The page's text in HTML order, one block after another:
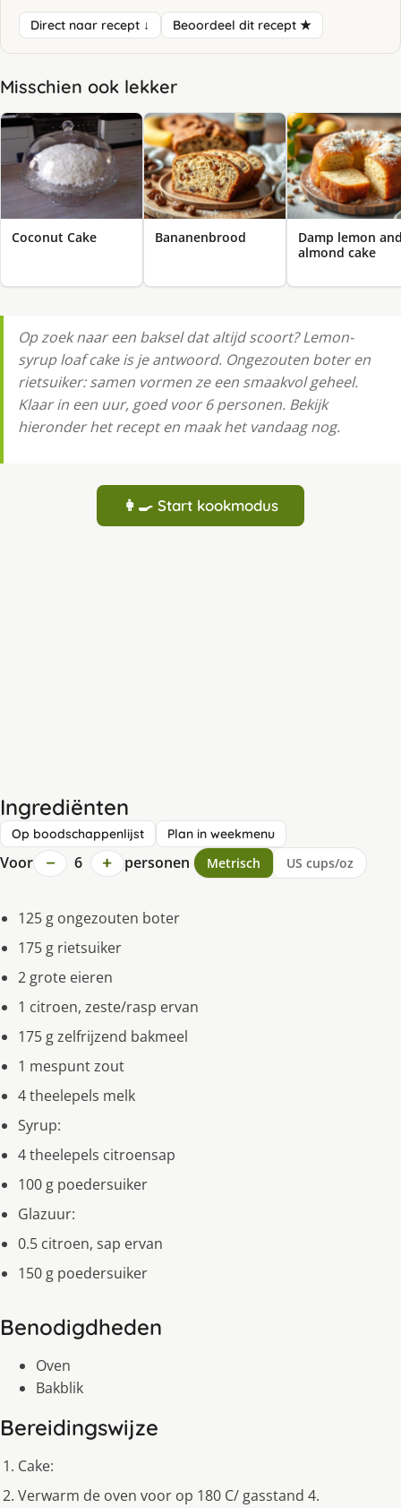
Direct naar recept ↓ Beoordeel dit recept ★
Misschien ook lekker
Coconut Cake Bananenbrood
Damp lemon
almond cake
Op zoek naar een baksel dat altijd scoort? Lemon-
syrup loaf cake is je antwoord. Ongezouten boter en
rietsuiker: samen vormen ze een smaakvol geheel.
Klaar in een uur, goed voor 6 personen. Bekijk
hieronder het recept en maak het vandaag nog.
👩‍🍳 Start kookmodus
Ingrediënten
Op boodschappenlijst Plan in weekmenu
Voor − 6 + personen Metrisch US cups/oz
125 g ongezouten boter
175 g rietsuiker
2 grote eieren
1 citroen, zeste/rasp ervan
175 g zelfrijzend bakmeel
1 mespunt zout
4 theelepels melk
Syrup:
4 theelepels citroensap
100 g poedersuiker
Glazuur:
0.5 citroen, sap ervan
150 g poedersuiker
Benodigdheden
Oven
Bakblik
Bereidingswijze
Cake:
Verwarm de oven voor op 180 C/ gasstand 4.